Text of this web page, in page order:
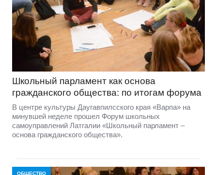
Школьный парламент как основа
гражданского общества: по итогам форума
В центре культуры Даугавпилсского края «Варпа» на
минувшей неделе прошел Форум школьных
самоуправлений Латгалии «Школьный парламент –
основа гражданского общества».
ОБЩЕСТВО